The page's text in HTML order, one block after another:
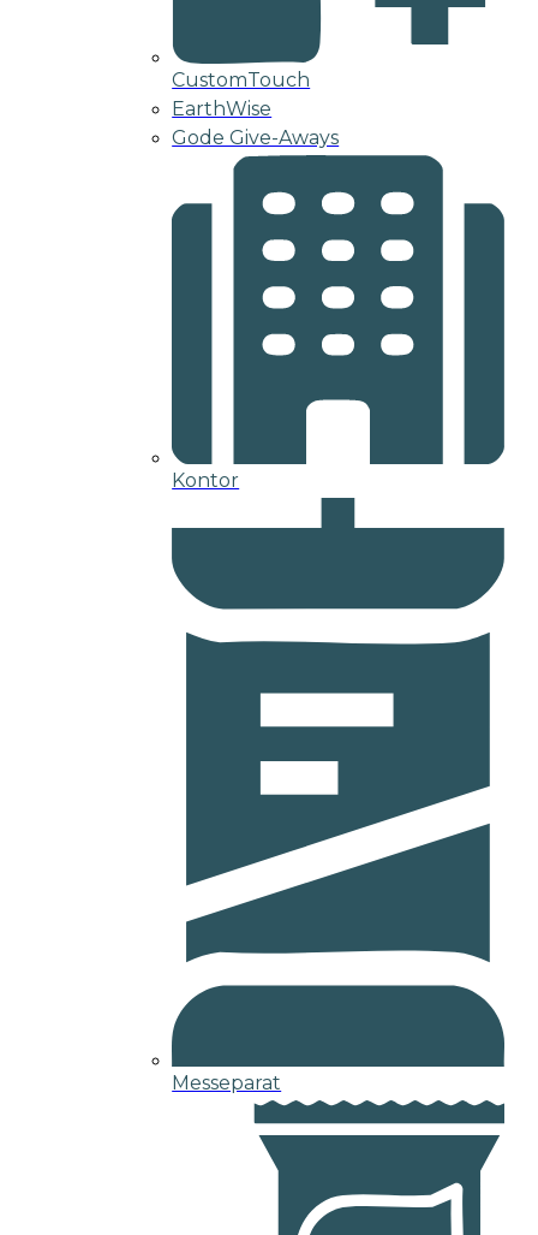
CustomTouch
EarthWise
Gode Give-Aways
Kontor
Messeparat